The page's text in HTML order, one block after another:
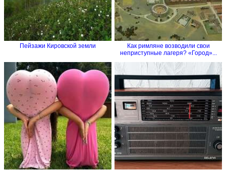
Пейзажи Кировской земли
Как римляне возводили свои
неприступные лагеря? «Город»...